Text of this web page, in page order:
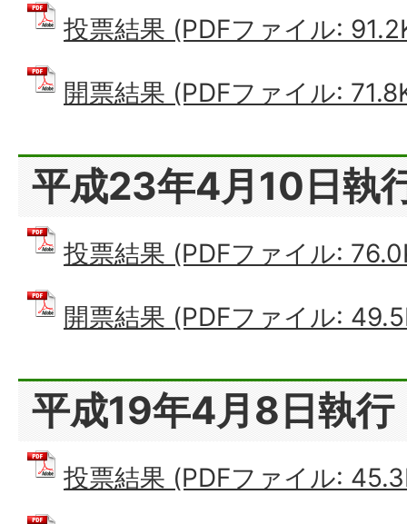
投票結果 (PDFファイル:
開票結果 (PDFファイル:
平成23年4月10日執
投票結果 (PDFファイル:
開票結果 (PDFファイル:
平成19年4月8日執行
投票結果 (PDFファイル: